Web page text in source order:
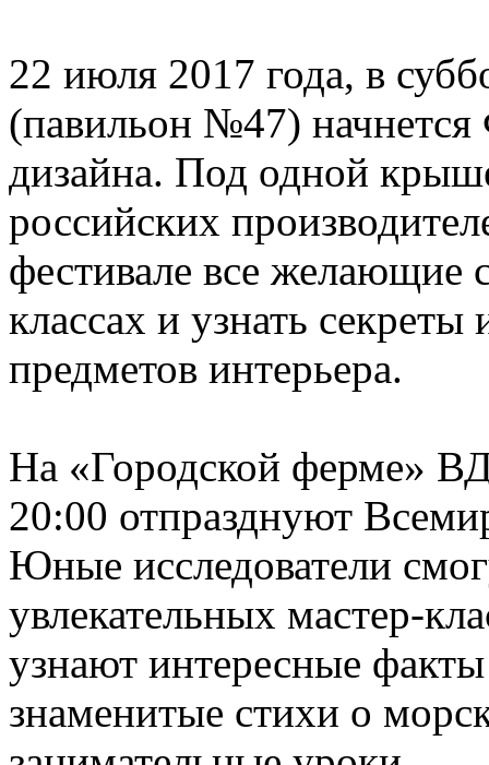
22 июля 2017 года, в
(павильон №47)
дизайна. Под одной
российских
фестивале все желающие
классах и узнать секреты
предметов интерьера.
На «Городской ферме»
20:00 отпразднуют
Юные исследователи
увлекательных мастер-
узнают интересные
знаменитые стихи о